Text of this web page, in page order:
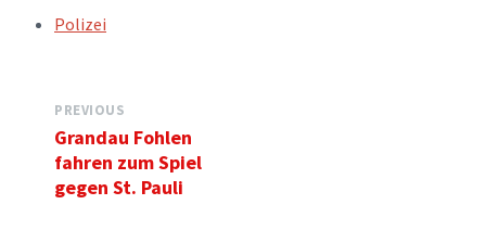
TAGS:Polizei
PREVIOUS
Grandau Fohlen
fahren zum Spiel
gegen St. Pauli